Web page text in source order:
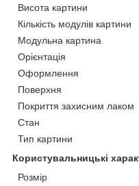
Висота картини
Кількість модулів картини
Модульна картина
Орієнтація
Оформлення
Поверхня
Покриття захисним лаком
Стан
Тип картини
Користувальницькі
Розмір